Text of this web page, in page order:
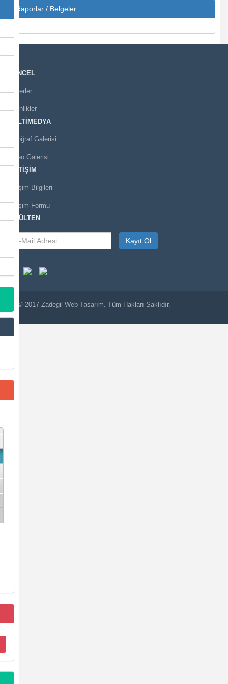
Raporlar / Belgeler
GÜNCEL
Haberler
Etkinlikler
MULTİMEDYA
Fotoğraf Galerisi
Video Galerisi
İLETİŞİM
İletişim Bilgileri
İletişim Formu
E-BÜLTEN
Kayıt Ol
© 2017 Zadegil Web Tasarım. Tüm Hakları Saklıdır.